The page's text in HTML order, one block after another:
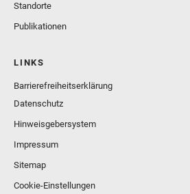
Standorte
Publikationen
LINKS
Barrierefreiheitserklärung
Datenschutz
Hinweisgebersystem
Impressum
Sitemap
Cookie-Einstellungen